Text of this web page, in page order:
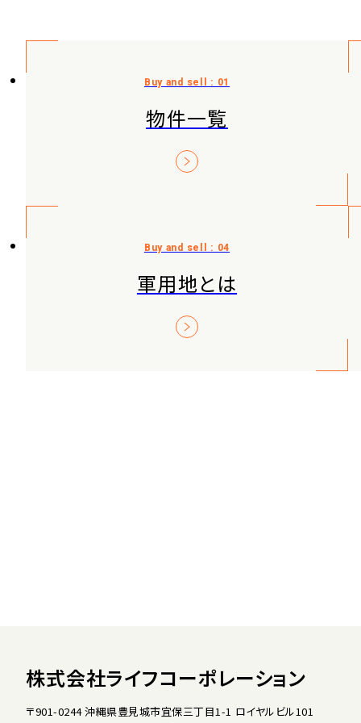
物件一覧
軍用地とは
株式会社ライフコーポレーション
〒901-0244 沖縄県豊見城市宜保三丁目1-1 ロイヤルビル101